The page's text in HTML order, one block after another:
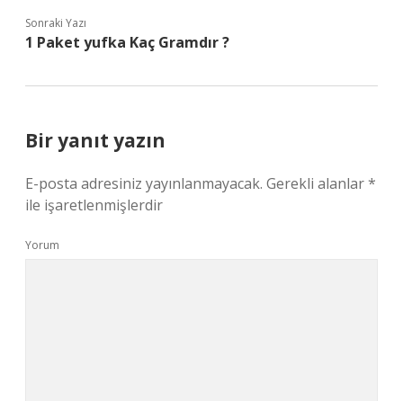
Sonraki Yazı
1 Paket yufka Kaç Gramdır ?
Bir yanıt yazın
E-posta adresiniz yayınlanmayacak. Gerekli alanlar*
ile işaretlenmişlerdir
Yorum